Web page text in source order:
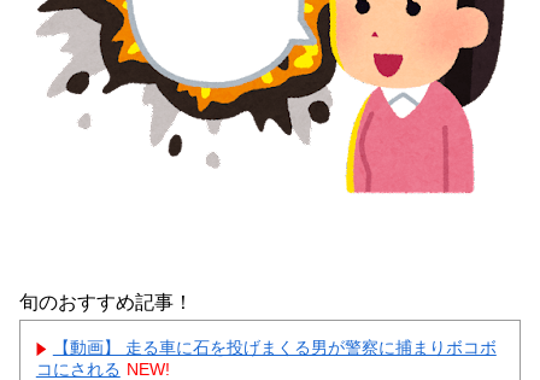
旬のおすすめ記事！
【動画】 走る車に石を投げまくる男が警察に捕まりボコボ
コにされる NEW!